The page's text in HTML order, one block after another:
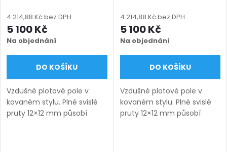
r
o
u
k
p
r
o
d
u
k
výška 450–1750 mm),
antracit RAL 7016 matná
4 214,88 Kč bez DPH
5 100 Kč
Na objednání
DO KOŠÍKU
Vzdušné plotové pole v
kovaném stylu. Plné svislé
pruty 12×12 mm působí
lehce a nadčasově.
výška 450–1750 mm),
černá RAL 9005 matná
4 214,88 Kč bez DPH
5 100 Kč
Na objednání
DO KOŠÍKU
Vzdušné plotové pole v
kovaném stylu. Plné svislé
pruty 12×12 mm působí
lehce a nadčasově.